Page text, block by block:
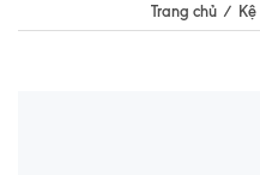
Trang chủ / Kệ